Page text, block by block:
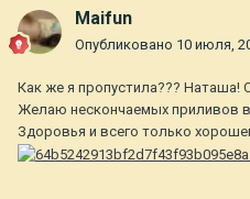
Maifun
Опубликовано 10 июля,
Как же я пропустила???
Желаю нескончаемых приливов
Здоровья и всего только